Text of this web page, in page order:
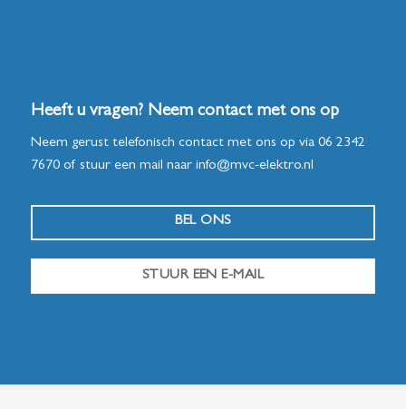
Heeft u vragen? Neem contact met ons op
Neem gerust telefonisch contact met ons op via 06 2342
7670of stuur een mail naar info@mvc-elektro.nl
BEL ONS
STUUR EEN E-MAIL